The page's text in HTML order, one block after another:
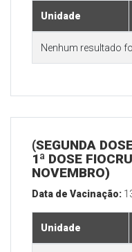
Unidade
Nenhum resultado
(SEGUNDA
1ª DOSE
NOVEMBRO)
Data de Vacinação:
Unidade